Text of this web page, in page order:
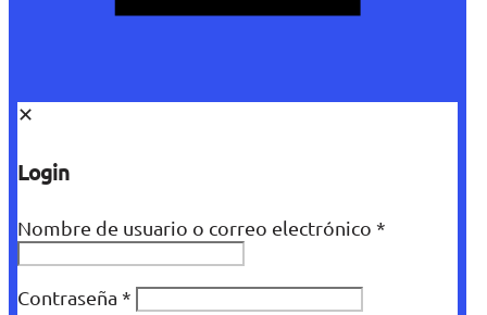
✕
Login
Nombre de usuario o correo electrónico *
Contraseña *